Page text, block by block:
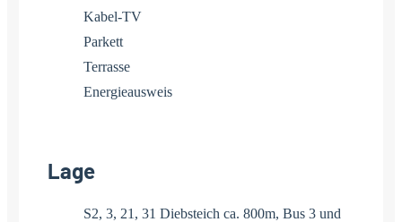
Kabel-TV
Parkett
Terrasse
Energieausweis
Lage
S2, 3, 21, 31 Diebsteich ca. 800m, Bus 3 und